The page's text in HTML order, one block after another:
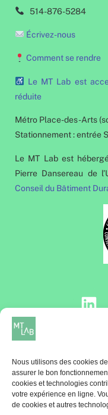
Nous utilisons des cookies
assurer le bon
cookies et technologies
votre expérience en ligne.
de cookies et autres
514-876-5284
Écrivez-nous
Comment se rendre
Le MT Lab est
réduite
Métro Place-des-Arts
Stationnement : entrée
Le MT Lab est
Pierre Dansereau de
Conseil du Bâtiment